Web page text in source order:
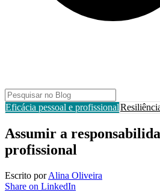
Eficácia pessoal e profissional
Assumir a
profissional
Escrito porAlina Oliveira
Share on LinkedIn